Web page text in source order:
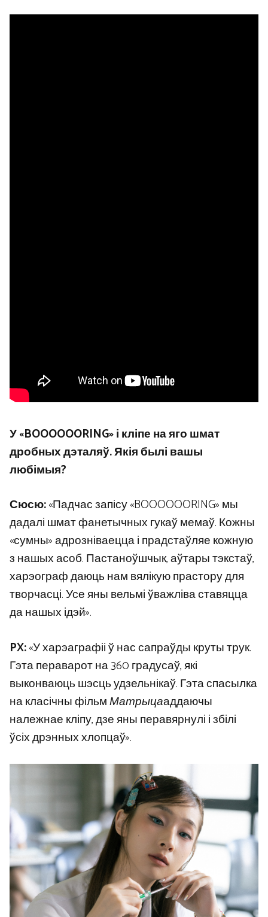
У «BOOOOOORING» і кліпе на яго шмат
дробных дэталяў. Якія былі вашы
любімыя?
Сюсю:«Падчас запісу «BOOOOOORING» мы
дадалі шмат фанетычных гукаў мемаў. Кожны
«сумны» адрозніваецца і прадстаўляе кожную
з нашых асоб. Пастаноўшчык, аўтары тэкстаў,
харэограф даюць нам вялікую прастору для
творчасці. Усе яны вельмі ўважліва ставяцца
да нашых ідэй».
PX:«У харэаграфіі ў нас сапраўды круты трук.
Гэта пераварот на 360 градусаў, які
выконваюць шэсць удзельнікаў. Гэта спасылка
на класічны фільмМатрыцааддаючы
належнае кліпу, дзе яны перавярнулі і збілі
ўсіх дрэнных хлопцаў».